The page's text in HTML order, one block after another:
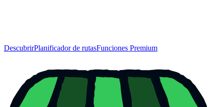
DescubrirPlanificador de rutasFunciones Premium